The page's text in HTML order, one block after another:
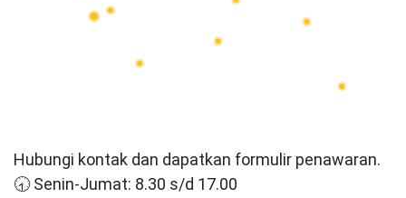
Hubungi kontak dan dapatkan formulir penawaran.
🕣 Senin-Jumat: 8.30 s/d 17.00